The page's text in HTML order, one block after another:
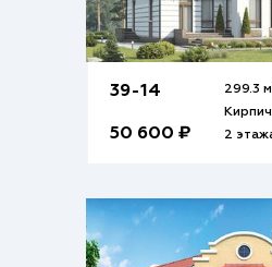
39-14
50 600 ₽
299.3 м
Кирпич
2